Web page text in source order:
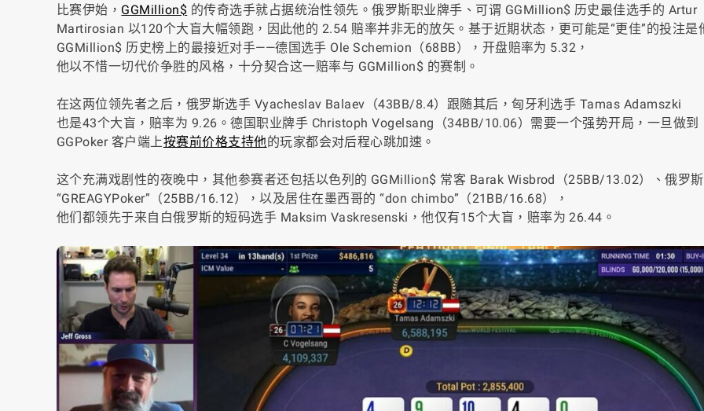
比赛伊始， GGMillion$ 的传奇选手就占据统治性领先。俄罗斯职业牌手、可谓 GGMillion$ 历史最佳选手的 Artur
Martirosian 以120个大盲大幅领跑，因此他的 2.54 赔率并非无的放矢。基于近期状态，更可能是“更佳”的投注是
GGMillion$ 历史榜上的最接近对手——德国选手 Ole Schemion（68BB），开盘赔率为 5.32，
他以不惜一切代价争胜的风格，十分契合这一赔率与 GGMillion$ 的赛制。
在这两位领先者之后，俄罗斯选手 Vyacheslav Balaev（43BB/8.4）跟随其后，匈牙利选手 Tamas Adamszki
也是43个大盲，赔率为 9.26。德国职业牌手 Christoph Vogelsang（34BB/10.06）需要一个强势开局，一旦做到
GGPoker 客户端上按赛前价格支持他的玩家都会对后程心跳加速。
这个充满戏剧性的夜晚中，其他参赛者还包括以色列的 GGMillion$ 常客 Barak Wisbrod（25BB/13.02）、俄罗
“GREAGYPoker”（25BB/16.12），以及居住在墨西哥的 “don chimbo”（21BB/16.68），
他们都领先于来自白俄罗斯的短码选手 Maksim Vaskresenski，他仅有15个大盲，赔率为 26.44。